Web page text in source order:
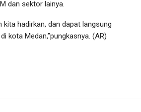
dan sektor lainya.
hadirkan, dan dapat langsung
kota Medan,”pungkasnya. (AR)